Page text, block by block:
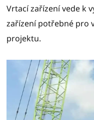
Vrtací zařízení vede k
zařízení potřebné pro
projektu.